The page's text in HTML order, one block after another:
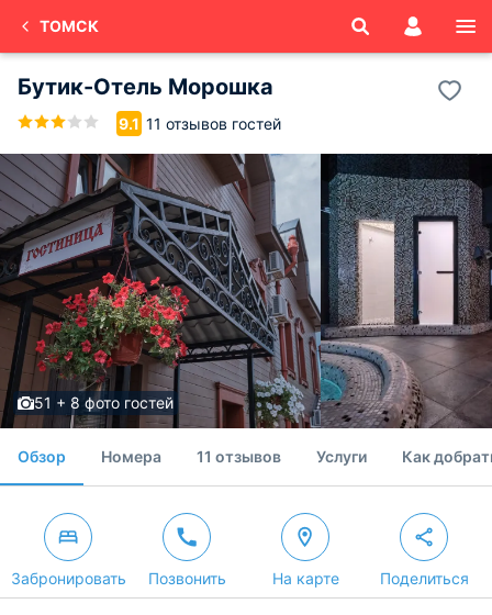
ТОМСК
Бутик-Отель Морошка
9.1 11 отзывов гостей
51 + 8 фото гостей
Обзор Номера 11 отзывов Услуги Как
Забронировать Позвонить На карте Поделиться